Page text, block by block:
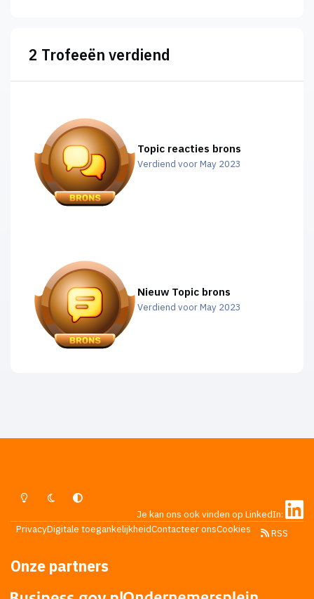
2 Trofeeën verdiend
Topic reacties brons
Verdiend voor May 2023
Nieuw Topic brons
Verdiend voor May 2023
Lichte ModusDonkere ModusSysteemvoorkeur
Je kan ons ook vinden op LinkedIn:
PrivacyDigitale toegankelijkheidContacteer onsCookies RSS
Onze partners